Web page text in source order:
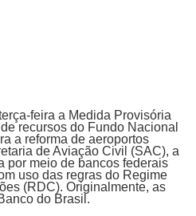
feira a Medida Provisória
recursos do Fundo Nacional
a reforma de aeroportos
de Aviação Civil (SAC), a
por meio de bancos federais
uso das regras do Regime
(RDC). Originalmente, as
do Brasil.